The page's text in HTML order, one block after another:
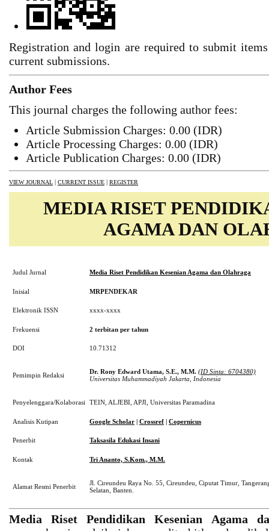
Registration and login are required to submit
current submissions.
Author Fees
This journal charges the following author fees:
Article Submission Charges: 0.00 (IDR)
Article Processing Charges: 0.00 (IDR)
Article Publication Charges: 0.00 (IDR)
VIEW JOURNAL | CURRENT ISSUE | REGISTER
MEDIA RISET
AGAMA DAN
Judul Jurnal Media Riset Pendidikan Kesenian Agama dan Olahraga
Inisial MRPENDEKAR
Elektronik ISSN xxxx-xxxx
Frekuensi 2 terbitan per tahun
DOI 10.71312
Pemimpin Redaksi Dr. Rony Edward Utama, S.E., M.M. (ID Sinta: 6704380)
Universitas Muhammadiyah Jakarta, Indonesia
Penyelenggara/Kolaborasi TEIN, ALJEBI, APJI, Universitas Paramadina
Analisis Kutipan Google Scholar | Crossref | Copernicus
Penerbit Taksasila Edukasi Insani
Kontak Tri Ananto, S.Kom., M.M.
Alamat Resmi Penerbit
Jl. Cireundeu Raya No. 55, Cireundeu, Ciputat Timur,
Selatan, Banten.
Media Riset Pendidikan Kesenian Agama